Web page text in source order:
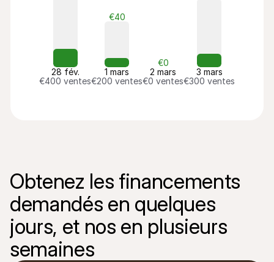
28 fév.
€400 ventes
€40
1 mars
€200 ventes
€0
2 mars
€0 ventes
3 mars
€300 ventes
Obtenez les financements
demandés en quelques
jours, et nos en plusieurs
semaines